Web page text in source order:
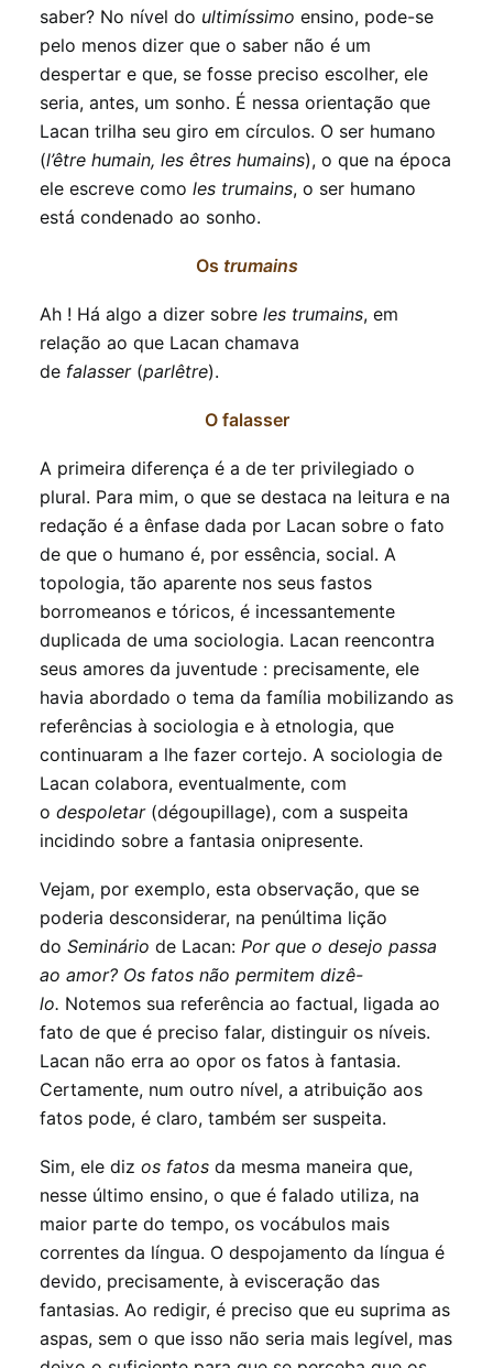
saber? No nível do ultimíssimo ensino, pode-se
pelo menos dizer que o saber não é um
despertar e que, se fosse preciso escolher, ele
seria, antes, um sonho. É nessa orientação que
Lacan trilha seu giro em círculos. O ser humano
(l’être humain, les êtres humains), o que na época
ele escreve como les trumains, o ser humano
está condenado ao sonho.
Os trumains
Ah ! Há algo a dizer sobre les trumains, em
relação ao que Lacan chamava
de falasser (parlêtre).
O falasser
A primeira diferença é a de ter privilegiado o
plural. Para mim, o que se destaca na leitura e na
redação é a ênfase dada por Lacan sobre o fato
de que o humano é, por essência, social. A
topologia, tão aparente nos seus fastos
borromeanos e tóricos, é incessantemente
duplicada de uma sociologia. Lacan reencontra
seus amores da juventude : precisamente, ele
havia abordado o tema da família mobilizando as
referências à sociologia e à etnologia, que
continuaram a lhe fazer cortejo. A sociologia de
Lacan colabora, eventualmente, com
o despoletar (dégoupillage), com a suspeita
incidindo sobre a fantasia onipresente.
Vejam, por exemplo, esta observação, que se
poderia desconsiderar, na penúltima lição
do Seminário de Lacan: Por que o desejo passa
ao amor? Os fatos não permitem dizê-
lo. Notemos sua referência ao factual, ligada ao
fato de que é preciso falar, distinguir os níveis.
Lacan não erra ao opor os fatos à fantasia.
Certamente, num outro nível, a atribuição aos
fatos pode, é claro, também ser suspeita.
Sim, ele diz os fatos da mesma maneira que,
nesse último ensino, o que é falado utiliza, na
maior parte do tempo, os vocábulos mais
correntes da língua. O despojamento da língua é
devido, precisamente, à evisceração das
fantasias. Ao redigir, é preciso que eu suprima as
aspas, sem o que isso não seria mais legível, mas